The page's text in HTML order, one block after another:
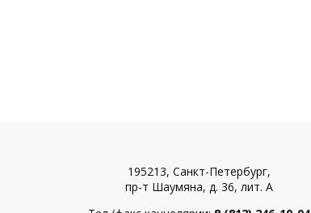
195213, Санкт-Петербург,
пр-т Шаумяна, д. 36, лит. А